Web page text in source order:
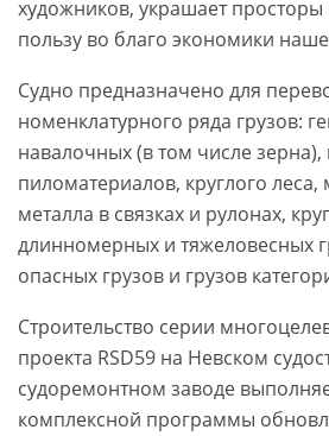
художников, украшает
пользу во благо экономики
Судно предназначено для
номенклатурного ряда грузов:
навалочных (в том числе
пиломатериалов, круглого леса,
металла в связках и рулонах,
длинномерных и тяжеловесных
опасных грузов и грузов
Строительство серии
проекта RSD59 на Невском
судоремонтном заводе
комплексной программы